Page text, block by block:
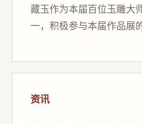
藏玉作为本届百位玉雕大
一，积极参与本届作品展
资讯